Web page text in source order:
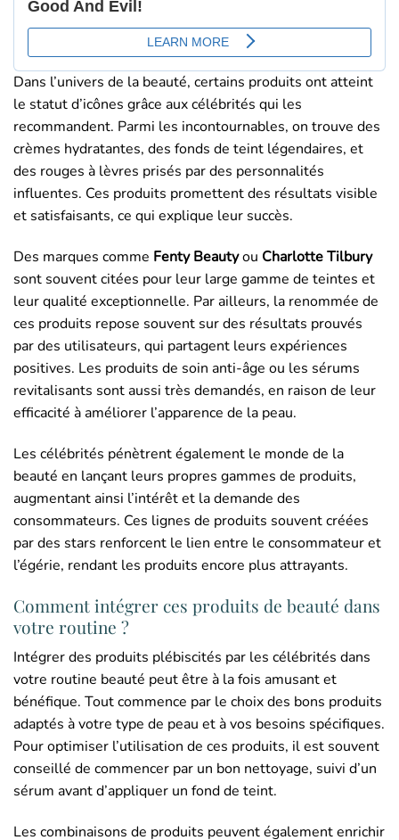
Dans l’univers de la beauté, certains produits ont atteint
le statut d’icônes grâce aux célébrités qui les
recommandent. Parmi les incontournables, on trouve des
crèmes hydratantes, des fonds de teint légendaires, et
des rouges à lèvres prisés par des personnalités
influentes. Ces produits promettent des résultats visible
et satisfaisants, ce qui explique leur succès.
Des marques comme Fenty Beautyou Charlotte Tilbury
sont souvent citées pour leur large gamme de teintes et
leur qualité exceptionnelle. Par ailleurs, la renommée de
ces produits repose souvent sur des résultats prouvés
par des utilisateurs, qui partagent leurs expériences
positives. Les produits de soin anti-âge ou les sérums
revitalisants sont aussi très demandés, en raison de leur
efficacité à améliorer l’apparence de la peau.
Les célébrités pénètrent également le monde de la
beauté en lançant leurs propres gammes de produits,
augmentant ainsi l’intérêt et la demande des
consommateurs. Ces lignes de produits souvent créées
par des stars renforcent le lien entre le consommateur et
l’égérie, rendant les produits encore plus attrayants.
Comment intégrer ces produits de beauté dans
votre routine ?
Intégrer des produits plébiscités par les célébrités dans
votre routine beauté peut être à la fois amusant et
bénéfique. Tout commence par le choix des bons produits
adaptés à votre type de peau et à vos besoins spécifiques.
Pour optimiser l’utilisation de ces produits, il est souvent
conseillé de commencer par un bon nettoyage, suivi d’un
sérum avant d’appliquer un fond de teint.
Les combinaisons de produits peuvent également enrichir